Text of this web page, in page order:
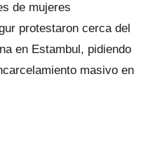
de mujeres
protestaron cerca del
en Estambul, pidiendo
masivo en